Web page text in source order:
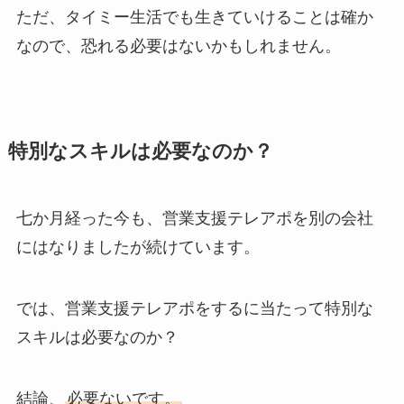
ただ、タイミー生活でも生きていけることは確か
なので、恐れる必要はないかもしれません。
特別なスキルは必要なのか？
七か月経った今も、営業支援テレアポを別の会社
にはなりましたが続けています。
では、営業支援テレアポをするに当たって特別な
スキルは必要なのか？
結論、 必要ないです。